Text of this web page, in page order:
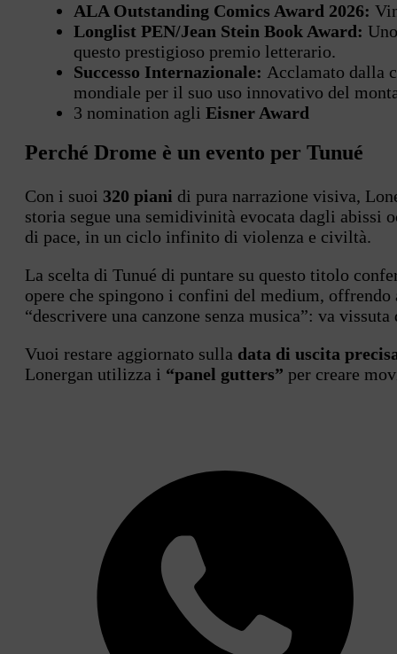
ALA Outstanding Comics Award 2026:
Longlist PEN/Jean Stein Book Award:
questo prestigioso premio letterario.
Successo Internazionale: Acclamato dalla
mondiale per il suo uso innovativo del
3 nomination agli Eisner Award
Perché Drome è un evento per Tunué
Con i suoi 320 piani di pura narrazione visiva,
storia segue una semidivinità evocata dagli abissi
di pace, in un ciclo infinito di violenza e civiltà.
La scelta di Tunué di puntare su questo titolo
opere che spingono i confini del medium,
“descrivere una canzone senza musica”: va
Vuoi restare aggiornato sulla data di uscita
Lonergan utilizza i “panel gutters” per creare